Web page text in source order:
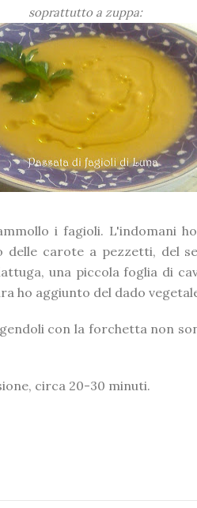
soprattutto a zuppa:
i fagioli. L'indomani
carote a pezzetti, del
una piccola foglia di
ho aggiunto del dado
con la forchetta non
circa 20-30 minuti.